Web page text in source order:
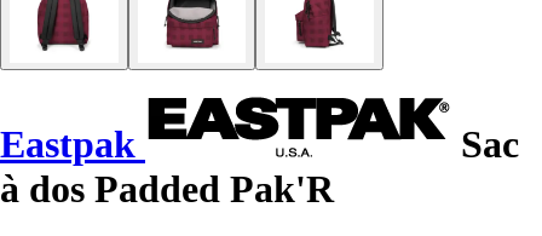
Eastpak
Sac
à dos Padded Pak'R